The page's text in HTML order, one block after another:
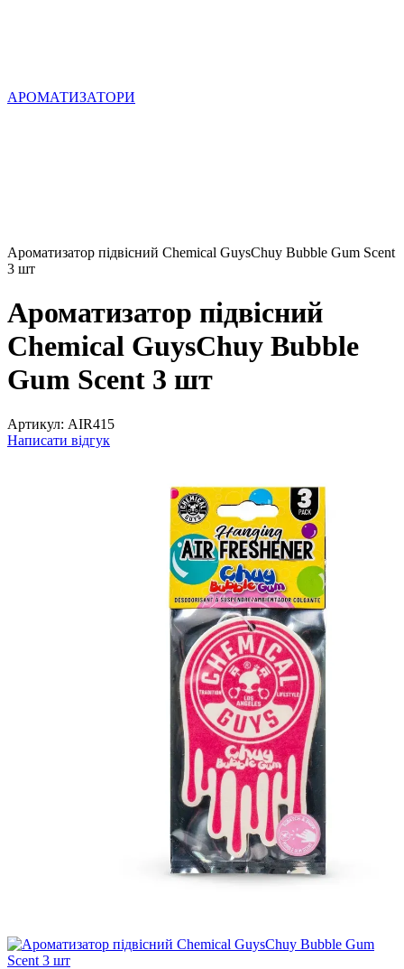
АРОМАТИЗАТОРИ
Ароматизатор підвісний Chemical GuysChuy Bubble Gum Scent
3 шт
Ароматизатор підвісний
Chemical GuysChuy Bubble
Gum Scent 3 шт
Артикул: AIR415
Написати відгук